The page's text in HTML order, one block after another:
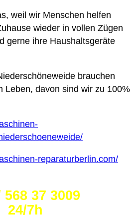
weil wir Menschen helfen
wieder in vollen Zügen
gerne ihre Haushaltsgeräte
brauchen
Leben, davon sind wir zu 100%
reparaturberlin.com/
568 37 3009
24/7h